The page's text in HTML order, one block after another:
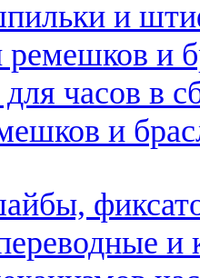
и
ремешков и
часов в
и
и